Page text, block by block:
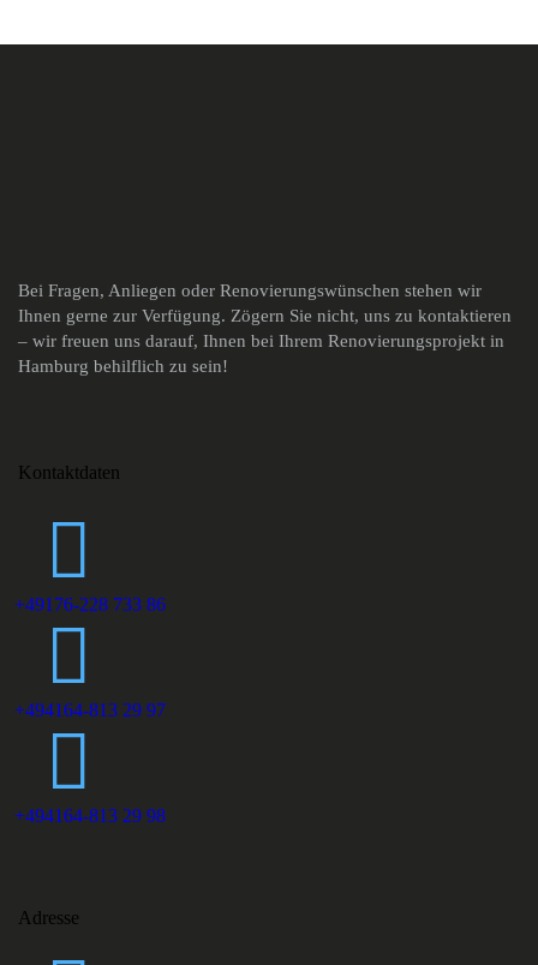
Bei Fragen, Anliegen oder Renovierungswünschen stehen wir
Ihnen gerne zur Verfügung. Zögern Sie nicht, uns zu kontaktieren
– wir freuen uns darauf, Ihnen bei Ihrem Renovierungsprojekt in
Hamburg behilflich zu sein!
Kontaktdaten
+49176-228 733 86
+494164-813 29 97
+494164-813 29 98
Adresse